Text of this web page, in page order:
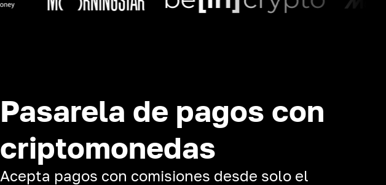
Pasarela de pagos con
criptomonedas
Acepta pagos con comisiones desde solo el